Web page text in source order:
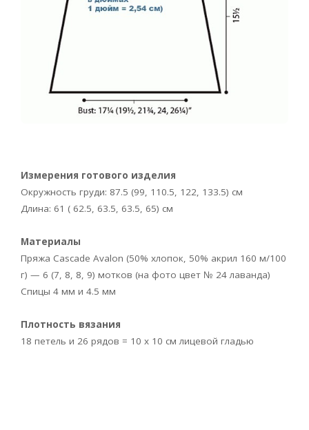
Измерения готового изделия
Окружность груди: 87.5 (99, 110.5, 122, 133.5) см
Длина: 61 ( 62.5, 63.5, 63.5, 65) см
Материалы
Пряжа Сascade Avalon (50% хлопок, 50% акрил 160 м/100
г) — 6 (7, 8, 8, 9) мотков (на фото цвет № 24 лаванда)
Спицы 4 мм и 4.5 мм
Плотность вязания
18 петель и 26 рядов = 10 х 10 см лицевой гладью